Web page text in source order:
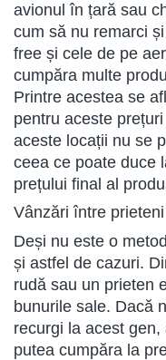
avionul în țară sau
cum să nu remarci
free și cele de pe
cumpăra multe
Printre acestea se
pentru aceste
aceste locații nu se
ceea ce poate duce
prețului final al
Vânzări între
Deși nu este o
și astfel de cazuri.
rudă sau un prieten
bunurile sale. Dacă
recurgi la acest
putea cumpăra la